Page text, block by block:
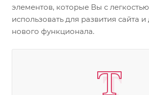
элементов, которые Вы с
использовать для развития сайта
нового функционала.